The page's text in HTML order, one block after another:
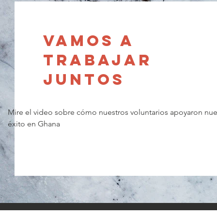
Vamos a
trabajar
juntos
Mire el video sobre cómo nuestros voluntarios apoyaron
éxito en Ghana